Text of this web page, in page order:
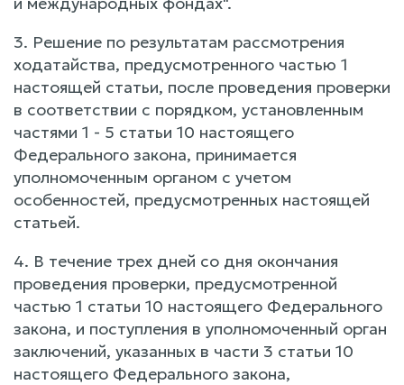
3. Решение по результатам рассмотрения
ходатайства, предусмотренного частью 1
настоящей статьи, после проведения проверки
в соответствии с порядком, установленным
частями 1 - 5 статьи 10 настоящего
Федерального закона, принимается
уполномоченным органом с учетом
особенностей, предусмотренных настоящей
статьей.
4. В течение трех дней со дня окончания
проведения проверки, предусмотренной
частью 1 статьи 10 настоящего Федерального
закона, и поступления в уполномоченный орган
заключений, указанных в части 3 статьи 10
настоящего Федерального закона,